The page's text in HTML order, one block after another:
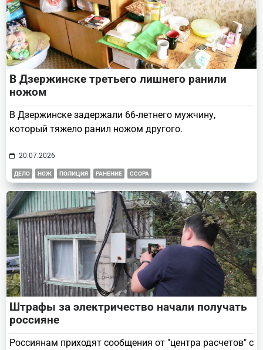
В Дзержинске третьего лишнего ранили
ножом
В Дзержинске задержали 66-летнего мужчину,
который тяжело ранил ножом другого.
20.07.2026
ДЕЛО НОЖ ПОЛИЦИЯ РАНЕНИЕ ССОРА
Штрафы за электричество начали получать
россияне
Россиянам приходят сообщения от "центра расчетов" с